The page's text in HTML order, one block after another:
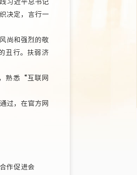
决定，言行一
尚和强烈的敬
丑行。扶弱济
熟悉“互联网
过，在官方网
合作促进会